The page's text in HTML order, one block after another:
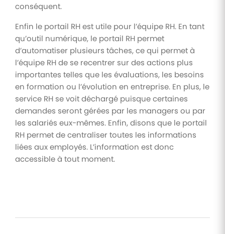
conséquent.
Enfin le portail RH est utile pour l’équipe RH. En tant
qu’outil numérique, le portail RH permet
d’automatiser plusieurs tâches, ce qui permet à
l’équipe RH de se recentrer sur des actions plus
importantes telles que les évaluations, les besoins
en formation ou l’évolution en entreprise. En plus, le
service RH se voit déchargé puisque certaines
demandes seront gérées par les managers ou par
les salariés eux-mêmes. Enfin, disons que le portail
RH permet de centraliser toutes les informations
liées aux employés. L’information est donc
accessible à tout moment.